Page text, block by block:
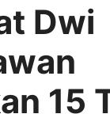
Dwi
15